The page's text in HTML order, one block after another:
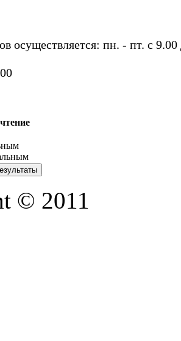
осуществляется: пн. - пт. с 9.00
© 2011